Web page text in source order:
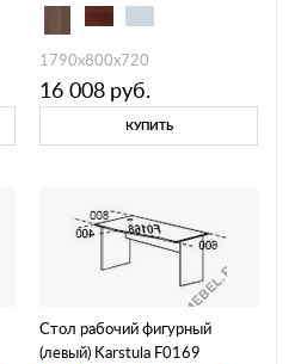
1790х800х720
16 008 руб.
КУПИТЬ
Стол рабочий фигурный
(левый) Karstula F0169